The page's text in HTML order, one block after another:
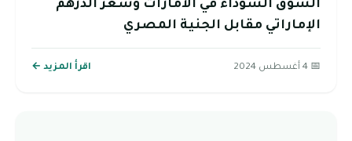
السوق السوداء في الامارات وسعر الدرهم
الإماراتي مقابل الجنية المصري
📅 4 أغسطس 2024 اقرأ المزيد ←